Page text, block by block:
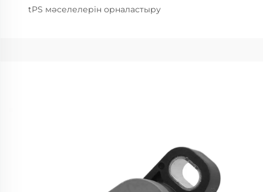
tPS мәселелерін орналастыру